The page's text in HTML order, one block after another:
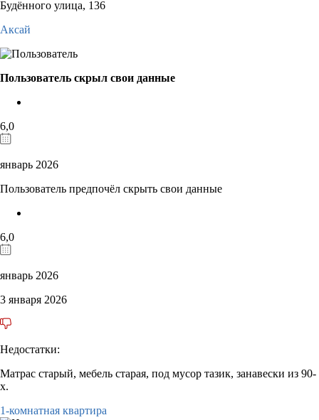
Будённого улица, 136
Аксай
Пользователь скрыл свои данные
6,0
январь 2026
Пользователь предпочёл скрыть свои данные
6,0
январь 2026
3 января 2026
Недостатки:
Матрас старый, мебель старая, под мусор тазик, занавески из 90-
х.
1-комнатная квартира